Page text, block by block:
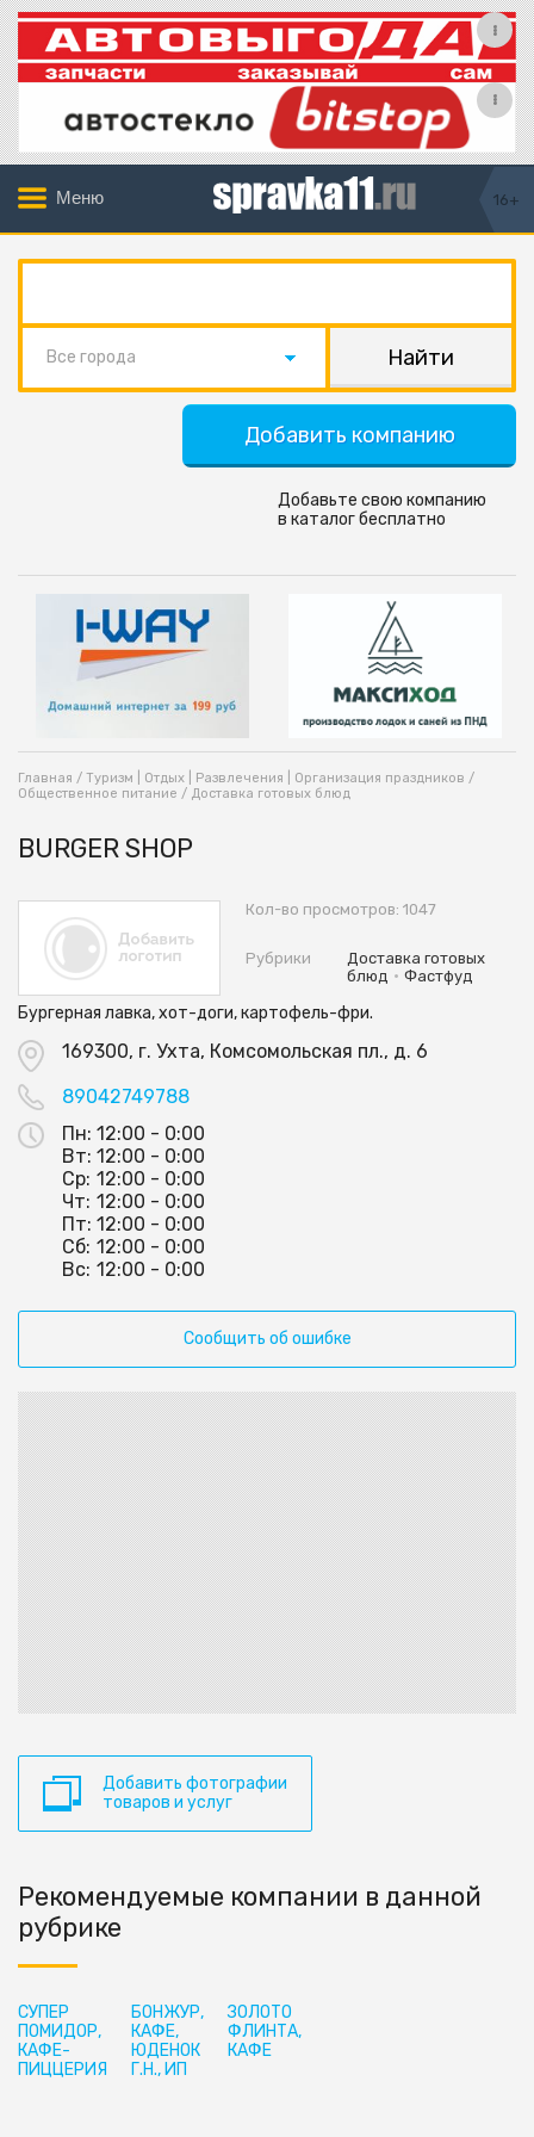
Меню 16+
Все города
Добавить компанию
Добавьте свою компанию
в каталог бесплатно
Главная / Туризм | Отдых | Развлечения | Организация праздников /
Общественное питание / Доставка готовых блюд
BURGER SHOP
Кол-во просмотров: 1047
Рубрики
Доставка готовых
блюд • Фастфуд
Бургерная лавка, хот-доги, картофель-фри.
169300, г. Ухта, Комсомольская пл., д. 6
89042749788
Пн: 12:00 - 0:00
Вт: 12:00 - 0:00
Ср: 12:00 - 0:00
Чт: 12:00 - 0:00
Пт: 12:00 - 0:00
Сб: 12:00 - 0:00
Вс: 12:00 - 0:00
Сообщить об ошибке
Добавить фотографии
товаров и услуг
Рекомендуемые компании в данной
рубрике
СУПЕР
ПОМИДОР,
КАФЕ-
ПИЦЦЕРИЯ
БОНЖУР,
КАФЕ,
ЮДЕНОК
Г.Н., ИП
ЗОЛОТО
ФЛИНТА,
КАФЕ